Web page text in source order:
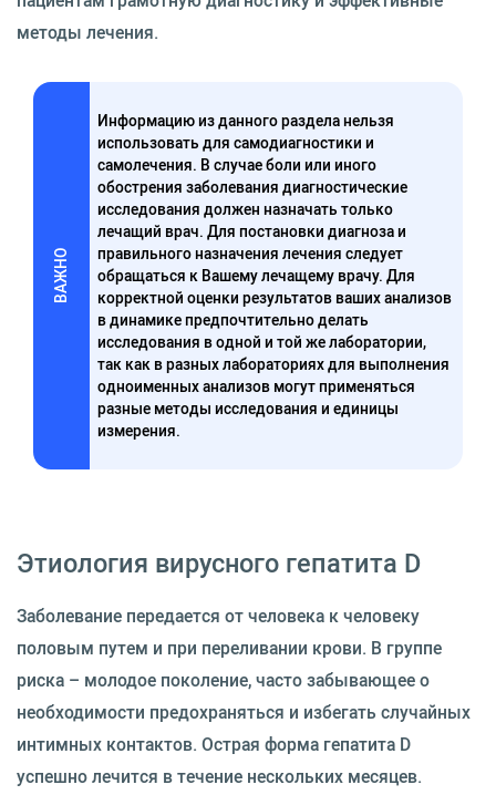
методы лечения.
ВАЖНО
Информацию из данного раздела нельзя
использовать для самодиагностики и
самолечения. В случае боли или иного
обострения заболевания диагностические
исследования должен назначать только
лечащий врач. Для постановки диагноза и
правильного назначения лечения следует
обращаться к Вашему лечащему врачу. Для
корректной оценки результатов ваших анализов
в динамике предпочтительно делать
исследования в одной и той же лаборатории,
так как в разных лабораториях для выполнения
одноименных анализов могут применяться
разные методы исследования и единицы
измерения.
Этиология вирусного гепатита D
Заболевание передается от человека к человеку
половым путем и при переливании крови. В группе
риска – молодое поколение, часто забывающее о
необходимости предохраняться и избегать случайных
интимных контактов. Острая форма гепатита D
успешно лечится в течение нескольких месяцев.